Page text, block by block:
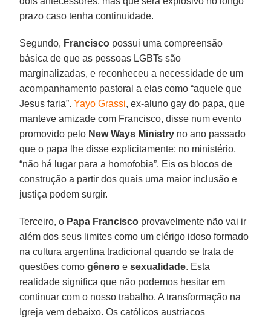
prazo caso tenha continuidade.
Segundo, Francisco possui uma compreensão
básica de que as pessoas LGBTs são
marginalizadas, e reconheceu a necessidade de um
acompanhamento pastoral a elas como “aquele que
Jesus faria”.Yayo Grassi, ex-aluno gay do papa, que
manteve amizade com Francisco, disse num evento
promovido pelo New Ways Ministry no ano passado
que o papa lhe disse explicitamente: no ministério,
“não há lugar para a homofobia”. Eis os blocos de
construção a partir dos quais uma maior inclusão e
justiça podem surgir.
Terceiro, o Papa Francisco provavelmente não vai ir
além dos seus limites como um clérigo idoso formado
na cultura argentina tradicional quando se trata de
questões comogênero esexualidade. Esta
realidade significa que não podemos hesitar em
continuar com o nosso trabalho. A transformação na
Igreja vem debaixo. Os católicos austríacos